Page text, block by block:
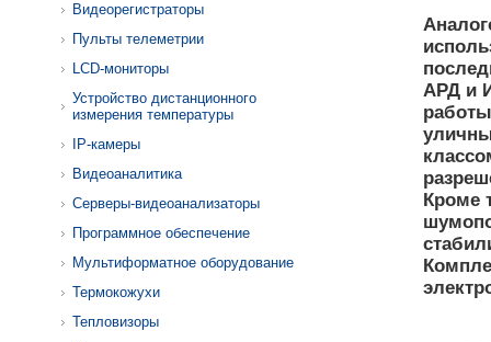
Видеорегистраторы
Пульты телеметрии
LCD-мониторы
Устройство дистанционного
измерения температуры
IP-камеры
Видеоаналитика
Серверы-видеоанализаторы
Программное обеспечение
Мультиформатное оборудование
Термокожухи
Тепловизоры
АРД и
Кроме